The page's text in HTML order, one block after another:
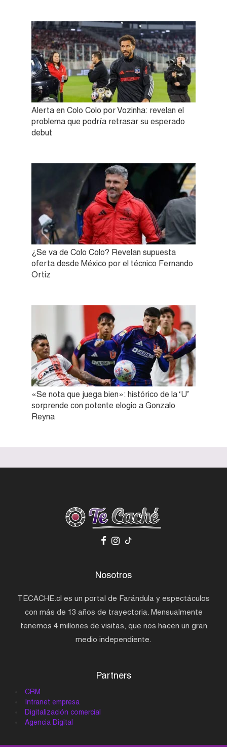
Alerta en Colo Colo por Vozinha: revelan el
problema que podría retrasar su esperado
debut
¿Se va de Colo Colo? Revelan supuesta
oferta desde México por el técnico Fernando
Ortiz
«Se nota que juega bien»: histórico de la ‘U’
sorprende con potente elogio a Gonzalo
Reyna
Nosotros
TECACHE.cl es un portal de Farándula y espectáculos
con más de 13 años de trayectoria. Mensualmente
tenemos 4 millones de visitas, que nos hacen un gran
medio independiente.
Partners
CRM
Intranet empresa
Digitalización comercial
Agencia Digital